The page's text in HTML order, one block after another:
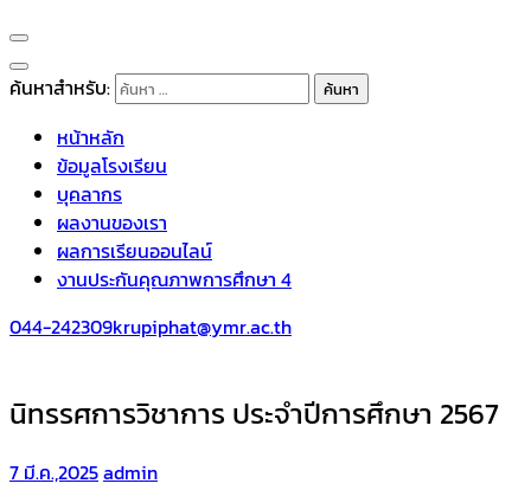
ค้นหาสำหรับ:
หน้าหลัก
ข้อมูลโรงเรียน
บุคลากร
ผลงานของเรา
ผลการเรียนออนไลน์
งานประกันคุณภาพการศึกษา 4
044-242309krupiphat@ymr.ac.th
นิทรรศการวิชาการ ประจำปีการศึกษา 2567
7 มี.ค.,2025admin